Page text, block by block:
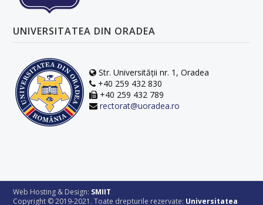
UNIVERSITATEA DIN ORADEA
Str. Universității nr. 1, Oradea
+40 259 432 830
+40 259 432 789
rectorat@uoradea.ro
Web Hosting & Design: SMIIT
Copyright © 2019-2021. Toate drepturile rezervate: Universitatea